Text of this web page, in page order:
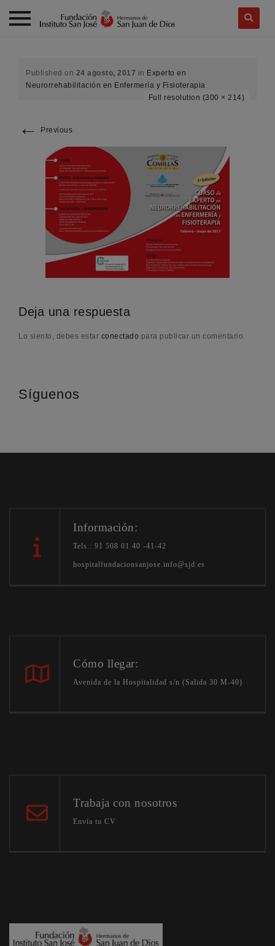
Published on 24 agosto, 2017 in Experto en
Neurorrehabilitación en Enfermería y Fisioterapia
Full resolution (300 × 214)
← Previous
Deja una respuesta
Lo siento, debes estar conectado para publicar un comentario.
Síguenos
Información:
Tels.: 91 508 01 40 -41-42
hospitalfundacionsanjose.info@sjd.es
Cómo llegar:
Avenida de la Hospitalidad s/n (Salida 30 M-40)
Trabaja con nosotros
Envía tu CV